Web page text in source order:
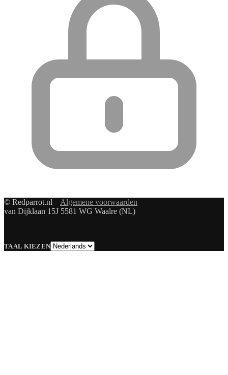
© Redparrot.nl – Algemene voorwaarden
van Dijklaan 15J 5581 WG Waalre (NL)
TAAL KIEZENTaal